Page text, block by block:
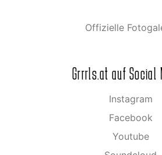
Offizielle
Grrrls.at auf Social
Instagram
Facebook
Youtube